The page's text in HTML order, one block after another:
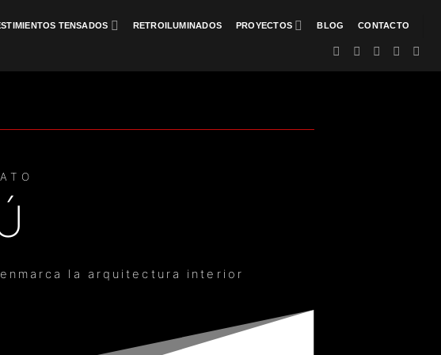
TENSADOS RETROILUMINADOS PROYECTOS BLOG CONTACTO
la arquitectura interior